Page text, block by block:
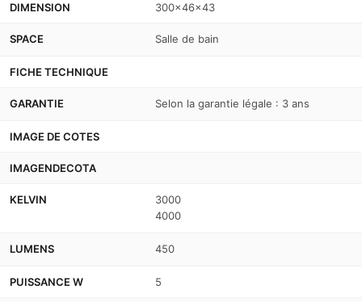
DIMENSION 300x46x43
SPACE Salle de bain
FICHE TECHNIQUE
GARANTIE Selon la garantie légale : 3 ans
IMAGE DE COTES
IMAGENDECOTA
KELVIN
3000
4000
LUMENS 450
PUISSANCE W 5